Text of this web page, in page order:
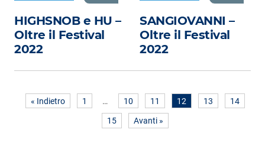
HIGHSNOB e HU –
Oltre il Festival
2022
SANGIOVANNI –
Oltre il Festival
2022
« Indietro 1 … 10 11 12 13 14
15 Avanti »